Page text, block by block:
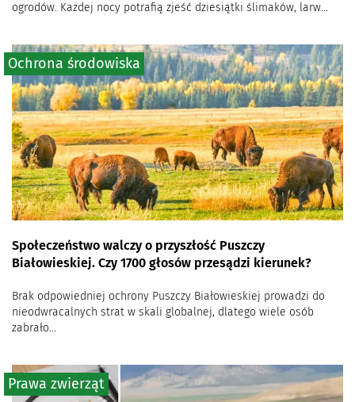
ogrodów. Każdej nocy potrafią zjeść dziesiątki ślimaków, larw...
Społeczeństwo walczy o przyszłość Puszczy
Białowieskiej. Czy 1700 głosów przesądzi kierunek?
Brak odpowiedniej ochrony Puszczy Białowieskiej prowadzi do
nieodwracalnych strat w skali globalnej, dlatego wiele osób
zabrało...
Ochrona środowiska
Prawa zwierząt